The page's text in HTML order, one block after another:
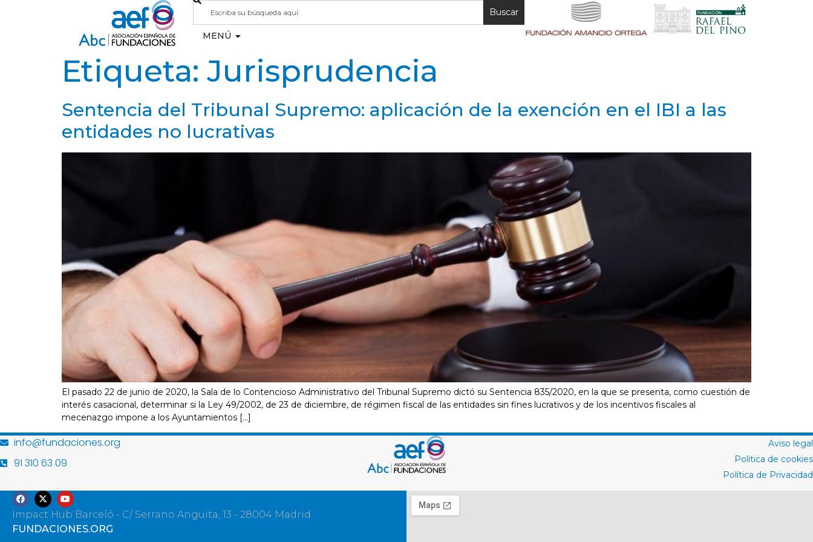
Buscar
MENÚ
Etiqueta: Jurisprudencia
Sentencia del Tribunal Supremo: aplicación de la exención en el IBI a las
entidades no lucrativas
El pasado 22 de junio de 2020, la Sala de lo Contencioso Administrativo del Tribunal Supremo dictó su Sentencia 835/2020, en la que se presenta, como cuestión de
interés casacional, determinar si la Ley 49/2002, de 23 de diciembre, de régimen fiscal de las entidades sin fines lucrativos y de los incentivos fiscales al
mecenazgo impone a los Ayuntamientos […]
info@fundaciones.org
91 310 63 09
Aviso legal
Política de cookies
Política de Privacidad
Impact Hub Barceló - C/ Serrano Anguita, 13 - 28004 Madrid
FUNDACIONES.ORG